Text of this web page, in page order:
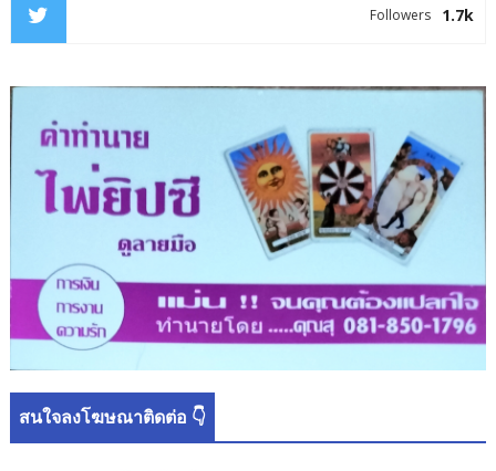
1.7k
Followers
สนใจลงโฆษณาติดต่อ 👇